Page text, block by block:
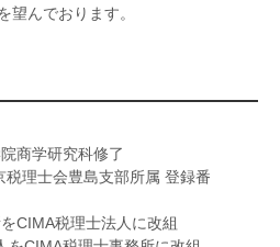
望んでおります。
商学研究科修了
理士会豊島支部所属 登録番
CIMA税理士法人に改組